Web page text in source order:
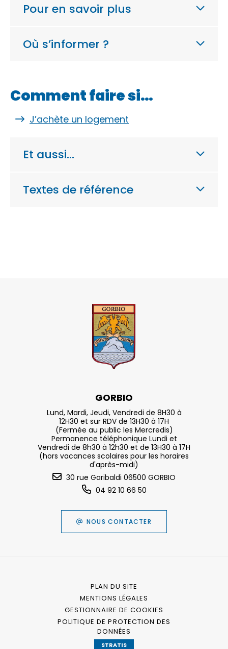
Pour en savoir plus
Où s’informer ?
Comment faire si…
J’achète un logement
Et aussi…
Textes de référence
GORBIO
Lund, Mardi, Jeudi, Vendredi de 8H30 à
12H30 et sur RDV de 13H30 à 17H
(Fermée au public les Mercredis)
Permanence téléphonique Lundi et
Vendredi de 8h30 à 12h30 et de 13H30 à 17H
(hors vacances scolaires pour les horaires
d'après-midi)
30 rue Garibaldi 06500 GORBIO
04 92 10 66 50
NOUS CONTACTER
PLAN DU SITE
MENTIONS LÉGALES
GESTIONNAIRE DE COOKIES
POLITIQUE DE PROTECTION DES
DONNÉES
STRATIS